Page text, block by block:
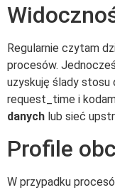
Regularnie czytam
procesów.
uzyskuję ślady stosu
request_time i
danych lub sieć
Profile
W przypadku